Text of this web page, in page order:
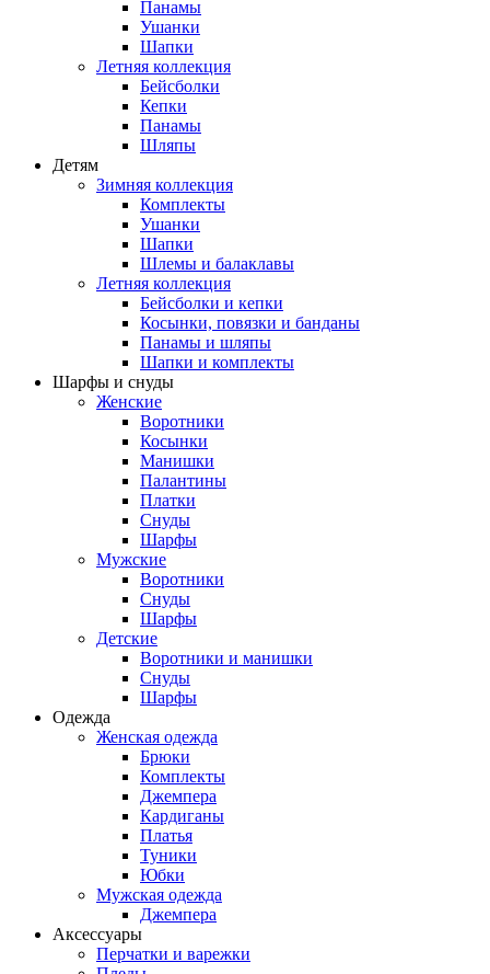
Панамы
Ушанки
Шапки
Летняя коллекция
Бейсболки
Кепки
Панамы
Шляпы
Детям
Зимняя коллекция
Комплекты
Ушанки
Шапки
Шлемы и балаклавы
Летняя коллекция
Бейсболки и кепки
Косынки, повязки и банданы
Панамы и шляпы
Шапки и комплекты
Шарфы и снуды
Женские
Воротники
Косынки
Манишки
Палантины
Платки
Снуды
Шарфы
Мужские
Воротники
Снуды
Шарфы
Детские
Воротники и манишки
Снуды
Шарфы
Одежда
Женская одежда
Брюки
Комплекты
Джемпера
Кардиганы
Платья
Туники
Юбки
Мужская одежда
Джемпера
Аксессуары
Перчатки и варежки